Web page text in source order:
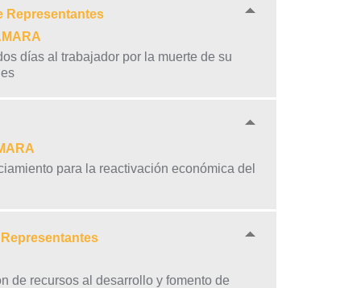
Representantes
días al trabajador por la muerte de su
para la reactivación económica del
de recursos al desarrollo y fomento de